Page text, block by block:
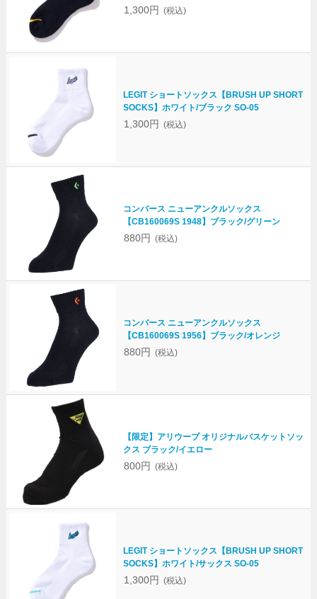
1,300円 (税込)
LEGIT ショートソックス【BRUSH UP SHORT
SOCKS】ホワイト/ブラック SO-05
1,300円 (税込)
コンバース ニューアンクルソックス
【CB160069S 1948】ブラック/グリーン
880円 (税込)
コンバース ニューアンクルソックス
【CB160069S 1956】ブラック/オレンジ
880円 (税込)
【限定】アリウープ オリジナルバスケットソッ
クス ブラック/イエロー
800円 (税込)
LEGIT ショートソックス【BRUSH UP SHORT
SOCKS】ホワイト/サックス SO-05
1,300円 (税込)